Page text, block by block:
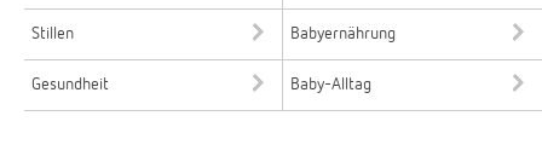
Stillen Babyernährung
Gesundheit Baby-Alltag